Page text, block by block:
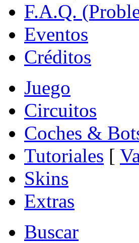
F.A.Q.
Eventos
Créditos
Juego
Circuitos
Coches &
Tutoriales [
Skins
Extras
Buscar